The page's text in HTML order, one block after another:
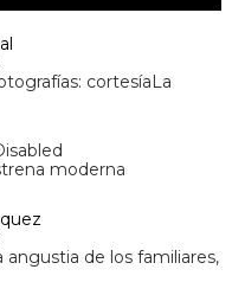
cortesíaLa
moderna
angustia de los familiares,